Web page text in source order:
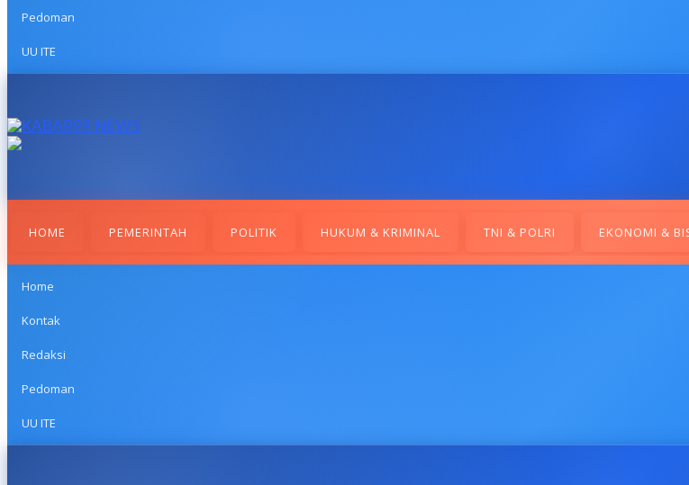
Pedoman
UU ITE
HOME PEMERINTAH POLITIK HUKUM & KRIMINAL TNI & POLRI EKONOMI &
Home
Kontak
Redaksi
Pedoman
UU ITE